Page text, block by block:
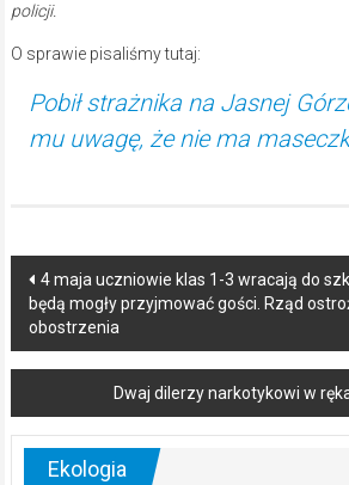
policji.
O sprawie pisaliśmy tutaj:
Pobił strażnika na Jasnej
mu uwagę, że nie ma
Post
navigation
4 maja uczniowie klas 1-3 wracają do
będą mogły przyjmować gości. Rząd
obostrzenia
Dwaj dilerzy narkotykowi w
Ekologia